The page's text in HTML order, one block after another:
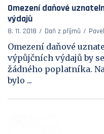
Omezení daňové
výdajů
8. 11. 2018 Daň z příjmů
Omezení daňové
výpůjčních výdajů by
žádného poplatníka.
bylo ...